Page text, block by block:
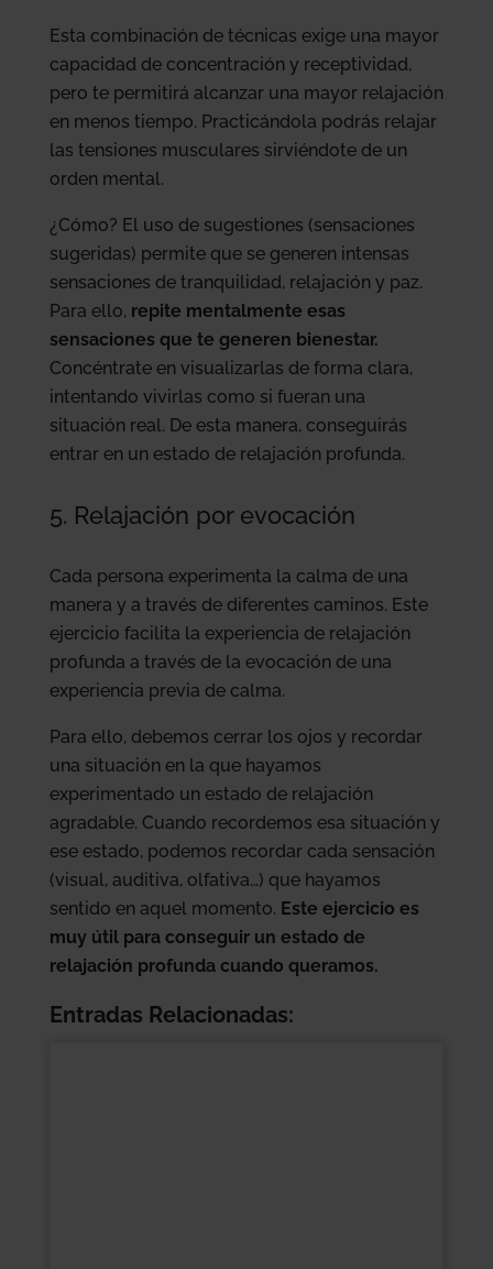
Esta combinación de técnicas exige una mayor
capacidad de concentración y receptividad,
pero te permitirá alcanzar una mayor relajación
en menos tiempo. Practicándola podrás relajar
las tensiones musculares sirviéndote de un
orden mental.
¿Cómo? El uso de sugestiones (sensaciones
sugeridas) permite que se generen intensas
sensaciones de tranquilidad, relajación y paz.
Para ello, repite mentalmente esas
sensaciones que te generen bienestar.
Concéntrate en visualizarlas de forma clara,
intentando vivirlas como si fueran una
situación real. De esta manera, conseguirás
entrar en un estado de relajación profunda.
5. Relajación por evocación
Cada persona experimenta la calma de una
manera y a través de diferentes caminos. Este
ejercicio facilita la experiencia de relajación
profunda a través de la evocación de una
experiencia previa de calma.
Para ello, debemos cerrar los ojos y recordar
una situación en la que hayamos
experimentado un estado de relajación
agradable. Cuando recordemos esa situación y
ese estado, podemos recordar cada sensación
(visual, auditiva, olfativa…) que hayamos
sentido en aquel momento. Este ejercicio es
muy útil para conseguir un estado de
relajación profunda cuando queramos.
Entradas Relacionadas: